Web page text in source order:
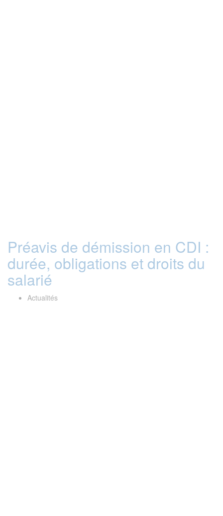
Préavis de démission en CDI :
durée, obligations et droits du
salarié
Actualités